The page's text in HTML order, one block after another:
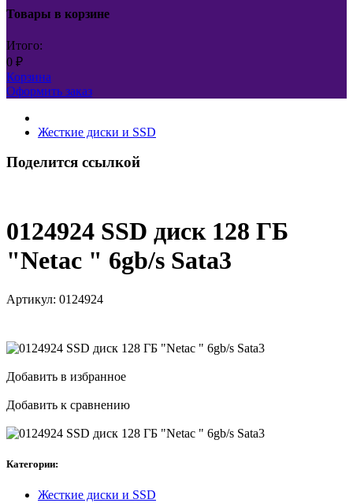
Товары в корзине
Итого:
0 ₽
Корзина
Оформить заказ
Жесткие диски и SSD
Поделится ссылкой
0124924 SSD диск 128 ГБ
"Netac " 6gb/s Sata3
Артикул: 0124924
Добавить в избранное
Добавить к сравнению
Категории:
Жесткие диски и SSD